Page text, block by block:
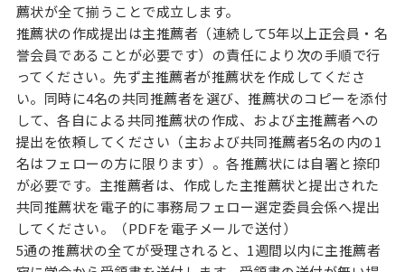
薦状が全て揃うことで成立します。
推薦状の作成提出は主推薦者（連続して5年以上正会員・名
誉会員であることが必要です）の責任により次の手順で行
ってください。先ず主推薦者が推薦状を作成してくださ
い。同時に4名の共同推薦者を選び、推薦状のコピーを添付
して、各自による共同推薦状の作成、および主推薦者への
提出を依頼してください（主および共同推薦者5名の内の1
名はフェローの方に限ります）。各推薦状には自署と捺印
が必要です。主推薦者は、作成した主推薦状と提出された
共同推薦状を電子的に事務局フェロー選定委員会係へ提出
してください。（PDFを電子メールで送付）
5通の推薦状の全てが受理されると、1週間以内に主推薦者